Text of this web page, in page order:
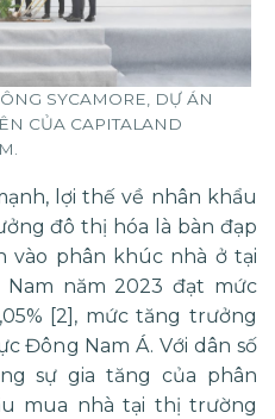
SYCAMORE, DỰ ÁN
CỦA CAPITALAND
lợi thế về nhân khẩu
đô thị hóa là bàn đạp
vào phân khúc nhà ở tại
Nam năm 2023 đạt mức
[2], mức tăng trưởng
Đông Nam Á. Với dân số
sự gia tăng của phân
mua nhà tại thị trường